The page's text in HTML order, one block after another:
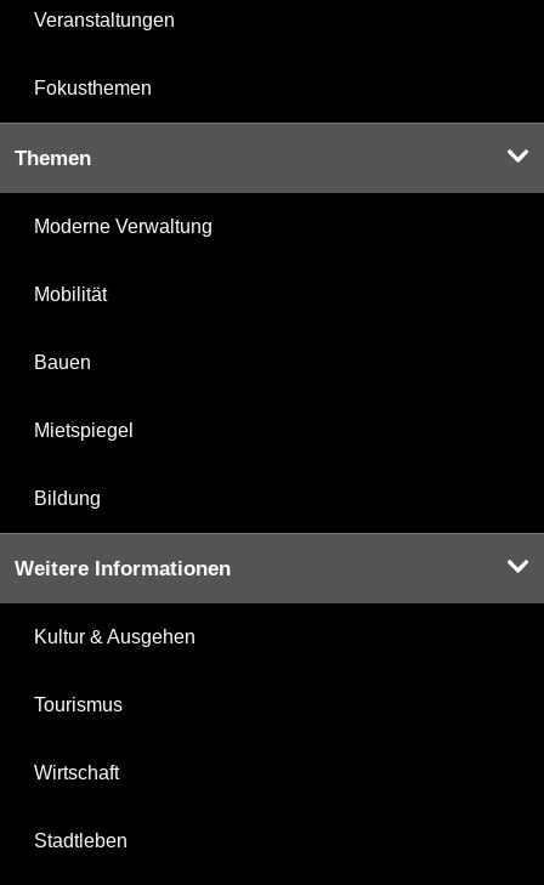
Veranstaltungen
Fokusthemen
Themen
Moderne Verwaltung
Mobilität
Bauen
Mietspiegel
Bildung
Weitere Informationen
Kultur & Ausgehen
Tourismus
Wirtschaft
Stadtleben